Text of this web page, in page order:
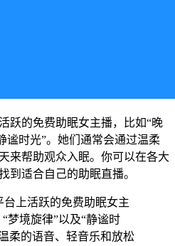
跃的免费助眠女主播，比如“晚
谧时光”。她们通常会通过温柔
来帮助观众入眠。你可以在各大
到适合自己的助眠直播。
上活跃的免费助眠女主
梦境旋律”以及“静谧时
柔的语音、轻音乐和放松